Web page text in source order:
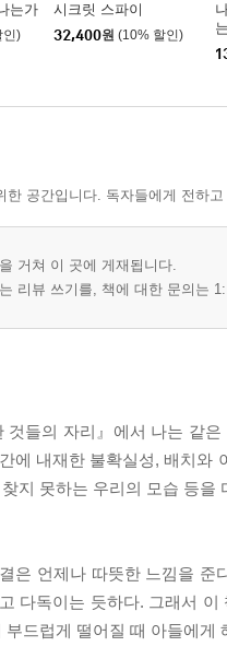
는가
인)
시크릿 스파이
32,400원 (10% 할인)
한 공간입니다. 독자들에게 전하
거쳐 이 곳에 게재됩니다.
리뷰 쓰기를, 책에 대한 문의는
것들의 자리』에서 나는 같
에 내재한 불확실성, 배치와
지 못하는 우리의 모습 등
은 언제나 따뜻한 느낌을
다독이는 듯하다. 그래서
부드럽게 떨어질 때 아들에